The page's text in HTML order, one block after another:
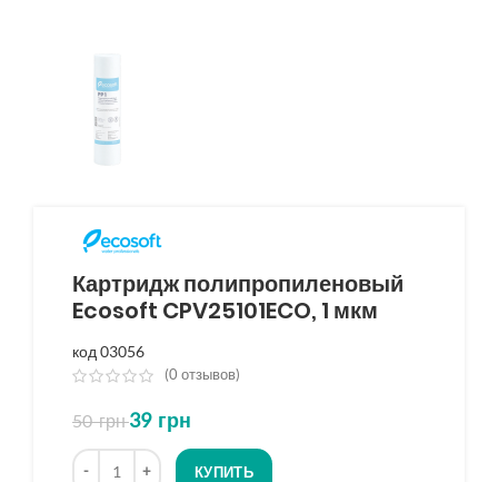
Картридж полипропиленовый
Ecosoft CPV25101ECO, 1 мкм
код 03056
(0 отзывов)
50грн 39 грн
Количество
КУПИТЬ